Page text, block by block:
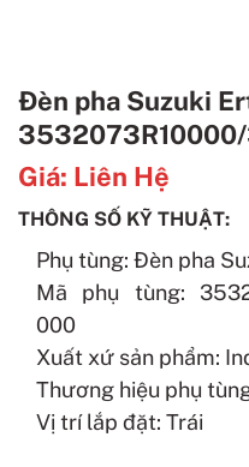
Đèn pha Suzuki
Giá: Liên Hệ
THÔNG SỐ KỸ THUẬT:
Phụ tùng: Đèn pha
Mã phụ tùng:
000
Xuất xứ sản phẩm:
Thương hiệu phụ
Vị trí lắp đặt: Trái